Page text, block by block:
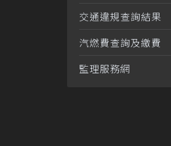
交通違規查詢結果
汽燃費查詢及繳費
監理服務網